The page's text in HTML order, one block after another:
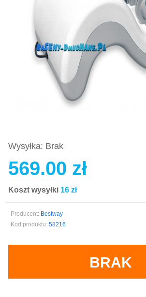
Wysyłka: Brak
BRAK
569.00 zł
Koszt wysyłki 16 zł
Producent: Bestway
Kod produktu: 58216